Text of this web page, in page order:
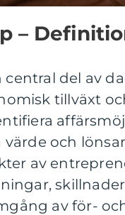
–
del av
tillväxt
och
av
av för-